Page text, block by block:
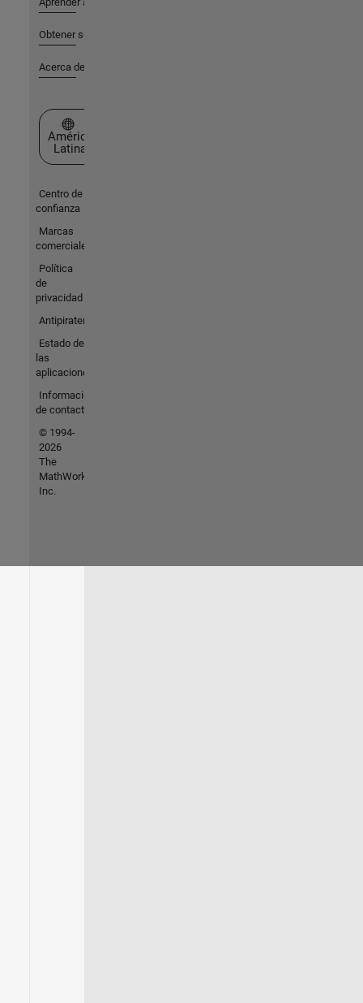
Obtener soporte
Acerca de MathWorks
Seleccione un país/idioma
América
Latina
Centro de
confianza
Marcas
comerciales
Política
de
privacidad
Antipiratería
Estado de
las
aplicaciones
Información
de contacto
© 1994-
2026
The
MathWorks,
Inc.